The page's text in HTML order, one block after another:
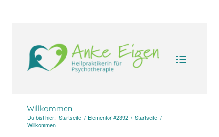
Willkommen
Du bist hier: Startseite / Elementor #2392 / Startseite /
Willkommen